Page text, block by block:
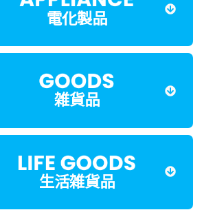
電化製品
雑貨品
生活雑貨品